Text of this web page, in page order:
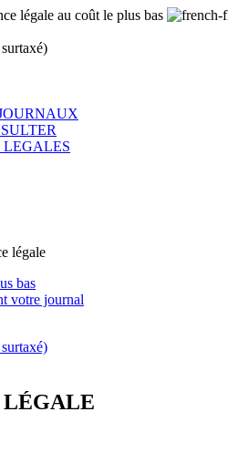
légale au coût le plus bas
LEGALES
légale
bas
votre journal
LÉGALE